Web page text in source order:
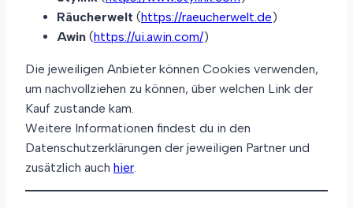
Räucherwelt (https://raeucherwelt.de)
Awin (https://ui.awin.com/)
Die jeweiligen Anbieter können Cookies verwenden,
um nachvollziehen zu können, über welchen Link der
Kauf zustande kam.
Weitere Informationen findest du in den
Datenschutzerklärungen der jeweiligen Partner und
zusätzlich auch hier